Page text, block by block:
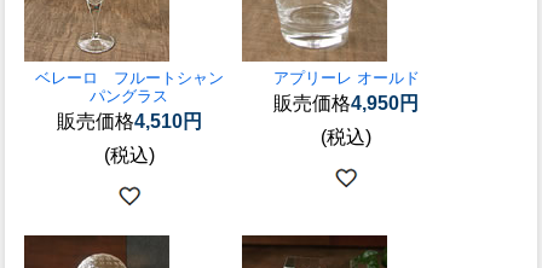
ベレーロ フルートシャン
パングラス
販売価格4,510円
(税込)
アプリーレ オールド
販売価格4,950円
(税込)